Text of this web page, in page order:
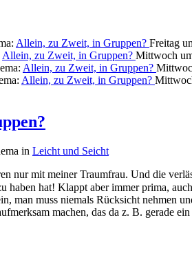
Allein, zu Zweit, in Gruppen? Freitag
Allein, zu Zweit, in Gruppen? Mittwoch
Allein, zu Zweit, in Gruppen?
Allein, zu Zweit, in Gruppen?
in Leicht und Seicht
nur mit meiner Traumfrau. Und die
haben hat! Klappt aber immer prima,
man muss niemals Rücksicht nehmen
machen, das da z. B. gerade